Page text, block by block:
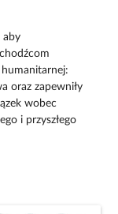
aby
humanitarnej:
oraz zapewniły
wobec
i przyszłego